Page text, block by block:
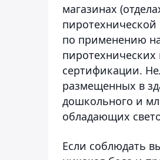
магазинах
по применению
сертификации.
размещенных в
дошкольного и
обладающих
Если соблюдать